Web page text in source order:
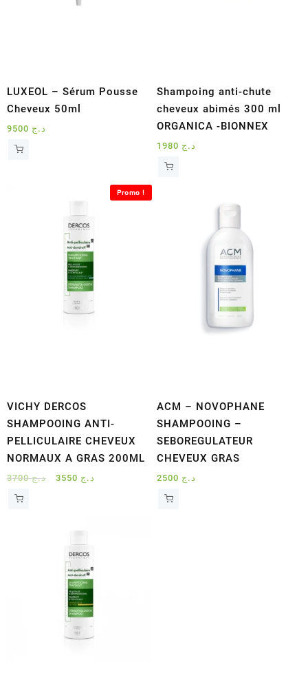
LUXEOL – Sérum Pousse
Cheveux 50ml
د.ج
Shampoing anti-chute
cheveux abimés 300 ml
ORGANICA -BIONNEX
د.ج
Promo !
VICHY DERCOS
SHAMPOOING ANTI-
PELLICULAIRE CHEVEUX
NORMAUX A GRAS 200ML
د.ج3700
Le
د.ج
ACM – NOVOPHANE
SHAMPOOING –
SEBOREGULATEUR
CHEVEUX GRAS
د.ج